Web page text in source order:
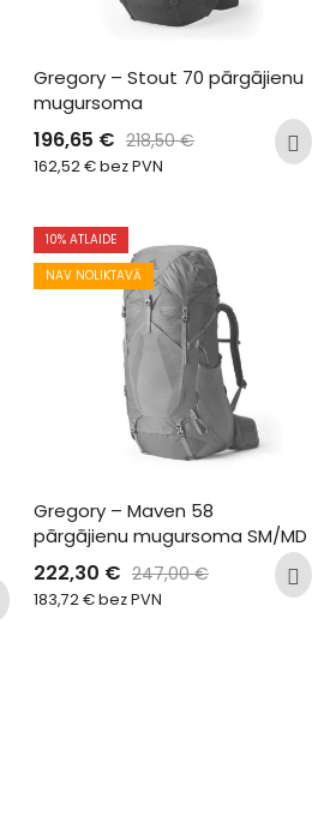
Gregory – Stout 70 pārgājienu
mugursoma
196,65 € 218,50€
162,52€bez PVN
10% ATLAIDE
NAV NOLIKTAVĀ
Gregory – Maven 58
pārgājienu mugursoma SM/MD
222,30 € 247,00€
183,72€bez PVN